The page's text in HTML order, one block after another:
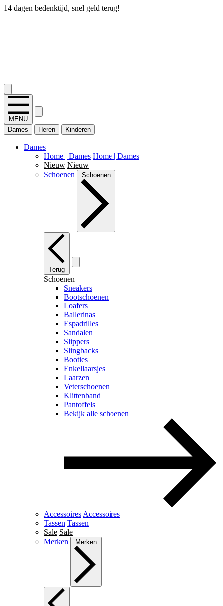
14 dagen bedenktijd, snel geld terug!
MENU
Dames
Heren Kinderen
Dames
Home | Dames Home | Dames
Nieuw Nieuw
Schoenen
Schoenen
Terug
Schoenen
Sneakers
Bootschoenen
Loafers
Ballerinas
Espadrilles
Sandalen
Slippers
Slingbacks
Booties
Enkellaarsjes
Laarzen
Veterschoenen
Klittenband
Pantoffels
Bekijk alle schoenen
Accessoires Accessoires
Tassen Tassen
Sale Sale
Merken
Merken